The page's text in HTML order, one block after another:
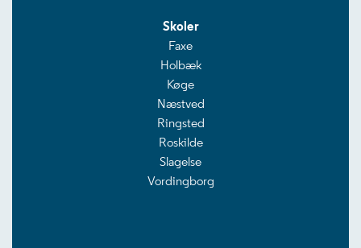
Skoler
Faxe
Holbæk
Køge
Næstved
Ringsted
Roskilde
Slagelse
Vordingborg